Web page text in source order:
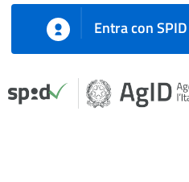
Entra con SPID